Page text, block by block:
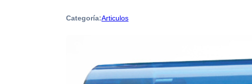
Categoría:Articulos